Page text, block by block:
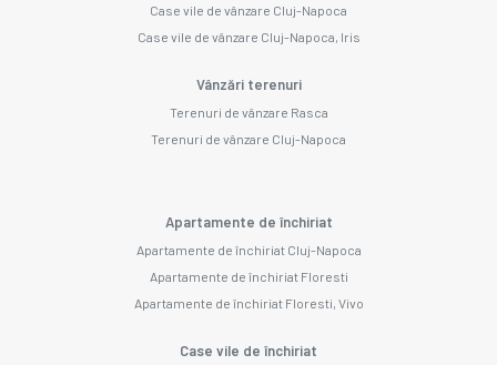
Case vile de vânzare Cluj-Napoca
Case vile de vânzare Cluj-Napoca, Iris
Vânzări terenuri
Terenuri de vânzare Rasca
Terenuri de vânzare Cluj-Napoca
Apartamente de închiriat
Apartamente de închiriat Cluj-Napoca
Apartamente de închiriat Floresti
Apartamente de închiriat Floresti, Vivo
Case vile de închiriat